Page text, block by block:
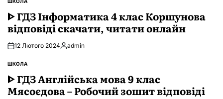
ОПУБЛІКУВАТИ
Уᐈ ГДЗ Інформатика 4 клас Коршунова
відповіді скачати, читати онлайн
12 Лютого 2024Опубліковано
admin
ОПУБЛІКУВАТИ
У
ШКОЛА
ᐈ ГДЗ Англійська мова 9 клас
Мясоєдова – Робочий зошит відповіді